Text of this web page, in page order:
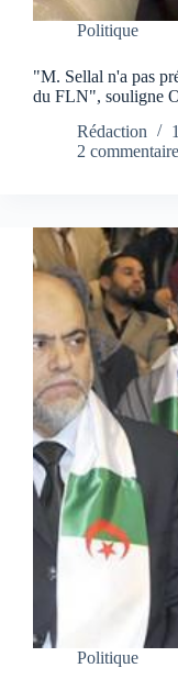
Politique
"M. Sellal n'a pas
du FLN", souligne
Rédaction
2
Politique